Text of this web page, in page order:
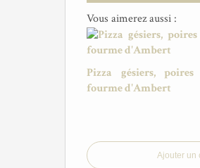
Vous aimerez aussi :
Pizza gésiers,
fourme d'Ambert
Ajouter un